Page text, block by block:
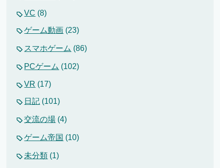
VC (8)
ゲーム動画 (23)
スマホゲーム (86)
PCゲーム (102)
VR (17)
日記 (101)
交流の場 (4)
ゲーム帝国 (10)
未分類 (1)